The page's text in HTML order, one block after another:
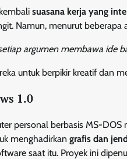
suasana kerja yang
Namun, menurut
argumen membawa ide
untuk berpikir kreatif dan
1.0
personal berbasis MS-DOS
menghadirkan grafis dan
saat itu. Proyek ini